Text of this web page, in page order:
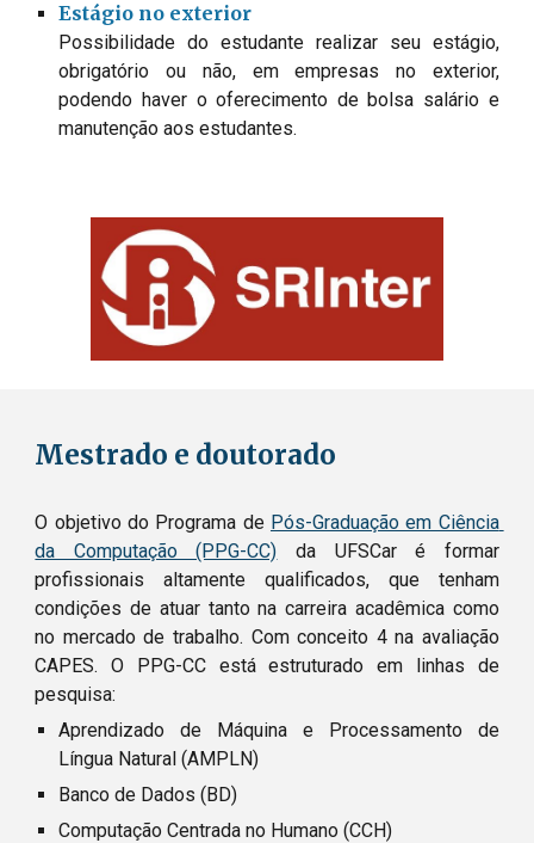
Estágio no exterior
Possibilidade do estudante realizar seu estágio,
obrigatório ou não, em empresas no exterior,
podendo haver o oferecimento de bolsa salário e
manutenção aos estudantes.
Mestrado e doutorado
O objetivo do Programa de Pós-Graduação em Ciência
da Computação (PPG-CC) da UFSCar é formar
profissionais altamente qualificados, que tenham
condições de atuar tanto na carreira acadêmica como
no mercado de trabalho. Com conceito 4 na avaliação
CAPES. O PPG-CC está estruturado em linhas de
pesquisa:
Aprendizado de Máquina e Processamento de
Língua Natural (AMPLN)
Banco de Dados (BD)
Computação Centrada no Humano (CCH)